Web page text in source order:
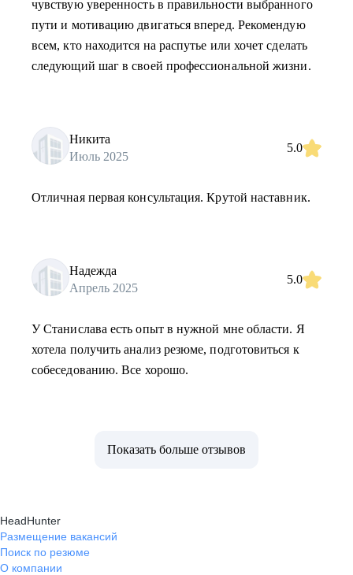
чувствую уверенность в правильности выбранного
пути и мотивацию двигаться вперед. Рекомендую
всем, кто находится на распутье или хочет сделать
следующий шаг в своей профессиональной жизни.
Никита
Июль 2025
5.0
Отличная первая консультация. Крутой наставник.
Надежда
Апрель 2025
5.0
У Станислава есть опыт в нужной мне области. Я
хотела получить анализ резюме, подготовиться к
собеседованию. Все хорошо.
Показать больше отзывов
HeadHunter
Размещение вакансий
Поиск по резюме
О компании